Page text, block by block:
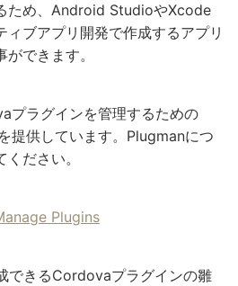
ため、Android StudioやXcode
ィブアプリ開発で作成するアプリ
できます。
プラグインを管理するための
提供しています。Plugmanにつ
ださい。
Plugins
できるCordovaプラグインの雛